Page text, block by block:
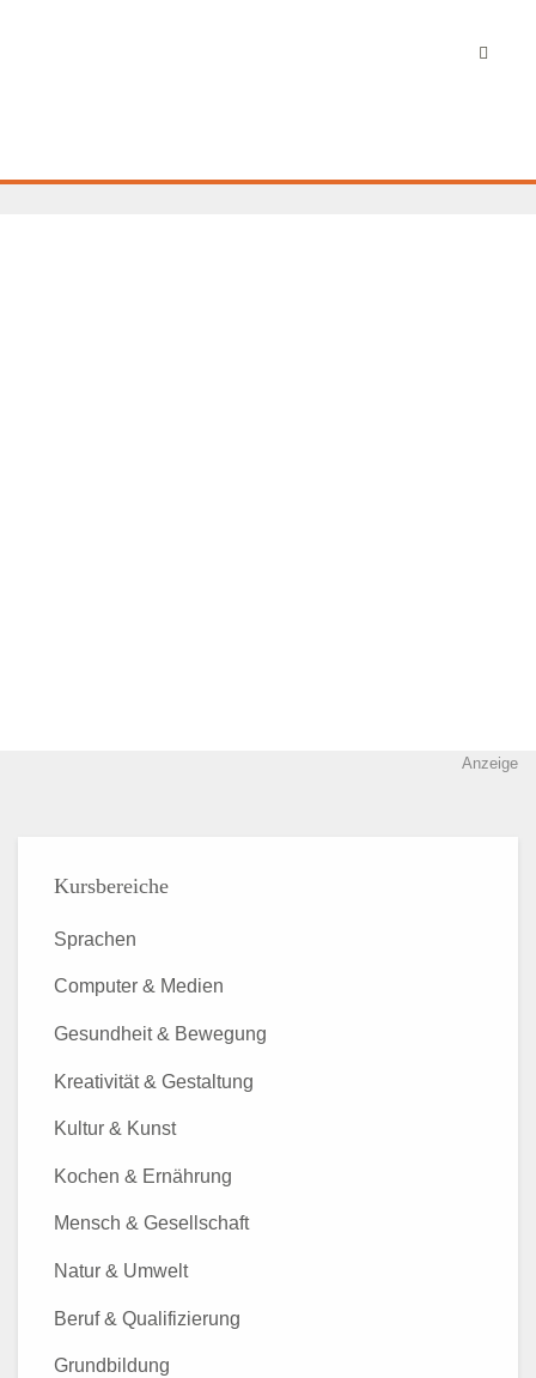
Anzeige
Kursbereiche
Sprachen
Computer & Medien
Gesundheit & Bewegung
Kreativität & Gestaltung
Kultur & Kunst
Kochen & Ernährung
Mensch & Gesellschaft
Natur & Umwelt
Beruf & Qualifizierung
Grundbildung